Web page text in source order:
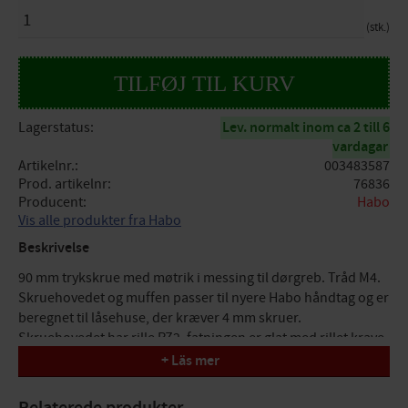
stk.
Lagerstatus
Lev. normalt inom ca 2 till 6
vardagar
Artikelnr.
003483587
Prod. artikelnr
76836
Producent
Habo
Vis alle produkter fra Habo
Beskrivelse
90 mm trykskrue med møtrik i messing til dørgreb. Tråd M4.
Skruehovedet og muffen passer til nyere Habo håndtag og er
beregnet til låsehuse, der kræver 4 mm skruer.
Skruehovedet har rille PZ2, fatningen er glat med rillet krave.
Længde = 90 mm
+ Läs mer